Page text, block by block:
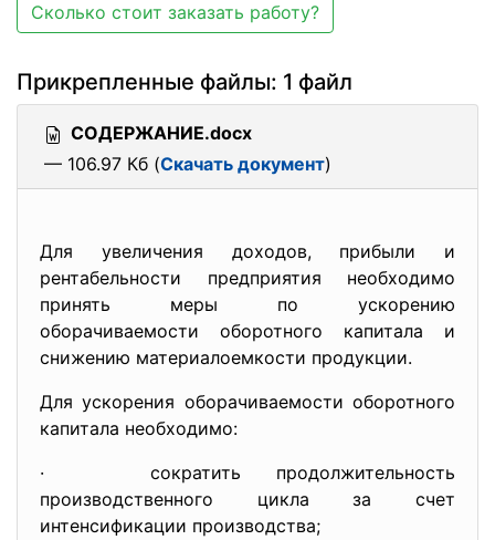
Сколько стоит заказать работу?
Прикрепленные файлы: 1 файл
СОДЕРЖАНИЕ.docx
— 106.97 Кб (Скачать документ)
Для увеличения доходов, прибыли и
рентабельности предприятия необходимо
принять меры по ускорению
оборачиваемости оборотного капитала и
снижению материалоемкости продукции.
Для ускорения оборачиваемости оборотного
капитала необходимо:
· сократить продолжительность
производственного цикла за счет
интенсификации производства;